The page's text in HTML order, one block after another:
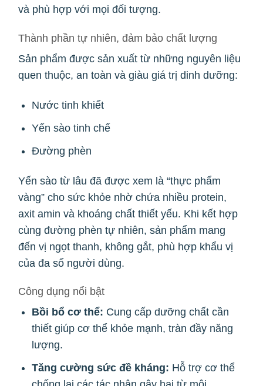
và phù hợp với mọi đối tượng.
Thành phần tự nhiên, đảm bảo chất lượng
Sản phẩm được sản xuất từ những nguyên liệu
quen thuộc, an toàn và giàu giá trị dinh dưỡng:
Nước tinh khiết
Yến sào tinh chế
Đường phèn
Yến sào từ lâu đã được xem là “thực phẩm
vàng” cho sức khỏe nhờ chứa nhiều protein,
axit amin và khoáng chất thiết yếu. Khi kết hợp
cùng đường phèn tự nhiên, sản phẩm mang
đến vị ngọt thanh, không gắt, phù hợp khẩu vị
của đa số người dùng.
Công dụng nổi bật
Bồi bổ cơ thể: Cung cấp dưỡng chất cần
thiết giúp cơ thể khỏe mạnh, tràn đầy năng
lượng.
Tăng cường sức đề kháng: Hỗ trợ cơ thể